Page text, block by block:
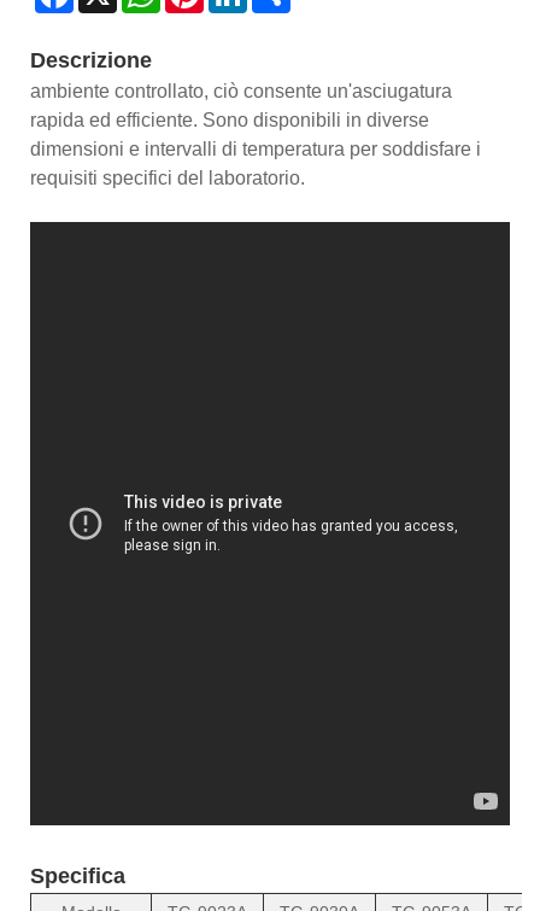
Descrizione
ambiente controllato, ciò consente un'asciugatura
rapida ed efficiente. Sono disponibili in diverse
dimensioni e intervalli di temperatura per soddisfare i
requisiti specifici del laboratorio.
Specifica